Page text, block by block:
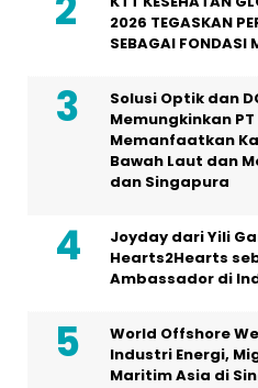
2026 TEGASKAN
SEBAGAI FONDASI
Solusi Optik dan
Memungkinkan
Memanfaatkan
Bawah Laut dan
dan Singapura
Joyday dari Yili
Hearts2Hearts
Ambassador di
World Offshore
Industri Energi,
Maritim Asia di